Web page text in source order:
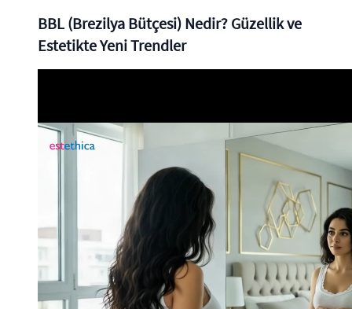
BBL (Brezilya Bütçesi) Nedir? Güzellik ve
Estetikte Yeni Trendler